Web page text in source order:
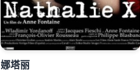
娜塔丽